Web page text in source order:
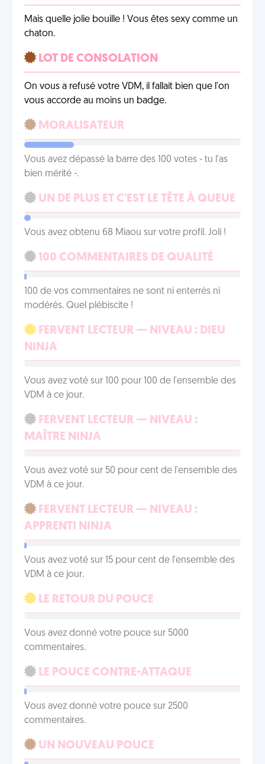
Mais quelle jolie bouille ! Vous êtes sexy comme un
chaton.
LOT DE CONSOLATION
On vous a refusé votre VDM, il fallait bien que l'on
vous accorde au moins un badge.
MORALISATEUR
Vous avez dépassé la barre des 100 votes - tu l'as
bien mérité -.
UN DE PLUS ET C'EST LE TÊTE À QUEUE
Vous avez obtenu 68 Miaou sur votre profil. Joli !
100 COMMENTAIRES DE QUALITÉ
100 de vos commentaires ne sont ni enterrés ni
modérés. Quel plébiscite !
FERVENT LECTEUR — NIVEAU : DIEU
NINJA
Vous avez voté sur 100 pour 100 de l'ensemble des
VDM à ce jour.
FERVENT LECTEUR — NIVEAU :
MAÎTRE NINJA
Vous avez voté sur 50 pour cent de l'ensemble des
VDM à ce jour.
FERVENT LECTEUR — NIVEAU :
APPRENTI NINJA
Vous avez voté sur 15 pour cent de l'ensemble des
VDM à ce jour.
LE RETOUR DU POUCE
Vous avez donné votre pouce sur 5000
commentaires.
LE POUCE CONTRE-ATTAQUE
Vous avez donné votre pouce sur 2500
commentaires.
UN NOUVEAU POUCE